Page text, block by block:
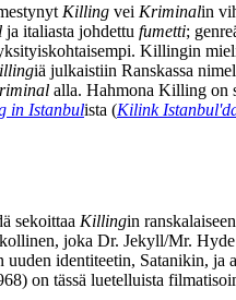
Killing vei Kriminalin
ja italiasta johdettu fumetti;
Killingin
iä julkaistiin Ranskassa
alla. Hahmona Killing on
in Istanbulista (Kilink
sekoittaa Killingin
joka Dr. Jekyll/Mr.
identiteetin, Satanikin,
on tässä luetelluista